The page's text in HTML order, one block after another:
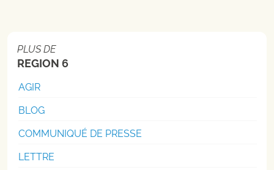
PLUS DE
REGION 6
AGIR
BLOG
COMMUNIQUÉ DE PRESSE
LETTRE